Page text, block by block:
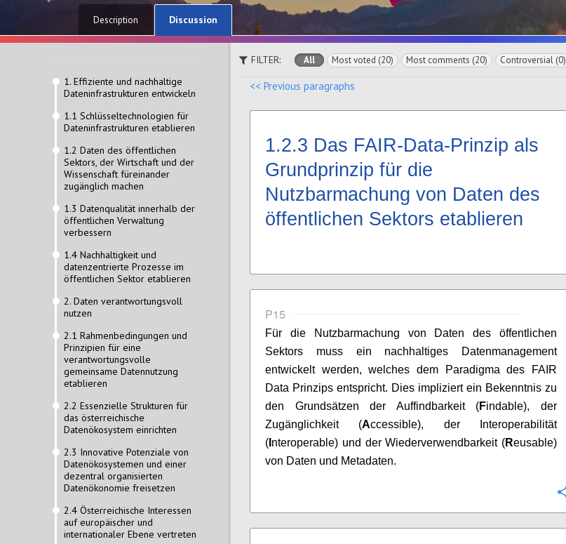
Description
Discussion
1. Effiziente und nachhaltige
Dateninfrastrukturen entwickeln
1.1 Schlüsseltechnologien für
Dateninfrastrukturen etablieren
1.2 Daten des öffentlichen
Sektors, der Wirtschaft und der
Wissenschaft füreinander
zugänglich machen
1.3 Datenqualität innerhalb der
öffentlichen Verwaltung
verbessern
1.4 Nachhaltigkeit und
datenzentrierte Prozesse im
öffentlichen Sektor etablieren
2. Daten verantwortungsvoll
nutzen
2.1 Rahmenbedingungen und
Prinzipien für eine
verantwortungsvolle
gemeinsame Datennutzung
etablieren
2.2 Essenzielle Strukturen für
das österreichische
Datenökosystem einrichten
2.3 Innovative Potenziale von
Datenökosystemen und einer
dezentral organisierten
Datenökonomie freisetzen
2.4 Österreichische Interessen
auf europäischer und
internationaler Ebene vertreten
FILTER: All Most voted (20) Most comments (20) Controversial (0)
<< Previous paragraphs
1.2.3 Das FAIR-Data-Prinzip als
Grundprinzip für die
Nutzbarmachung von Daten des
öffentlichen Sektors etablieren
P15
Für die Nutzbarmachung von Daten des öffentlichen
Sektors muss ein nachhaltiges Datenmanagement
entwickelt werden, welches dem Paradigma des FAIR
Data Prinzips entspricht. Dies impliziert ein Bekenntnis zu
den Grundsätzen der Auffindbarkeit (Findable), der
Zugänglichkeit (Accessible), der Interoperabilität
( nteroperable) und der Wiederverwendbarkeit (Reusable)
von Daten und Metadaten.